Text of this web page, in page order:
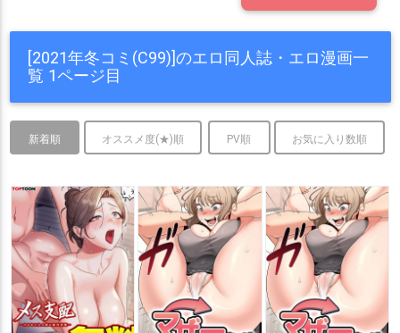
[2021年冬コミ(C99)]のエロ同人誌・エロ漫画一
覧 1ページ目
新着順 オススメ度(★)順 PV順 お気に入り数順